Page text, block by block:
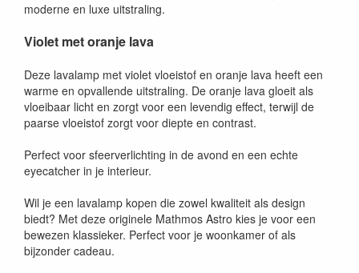
moderne en luxe uitstraling.
Violet met oranje lava
Deze lavalamp met violet vloeistof en oranje lava heeft een
warme en opvallende uitstraling. De oranje lava gloeit als
vloeibaar licht en zorgt voor een levendig effect, terwijl de
paarse vloeistof zorgt voor diepte en contrast.
Perfect voor sfeerverlichting in de avond en een echte
eyecatcher in je interieur.
Wil je een lavalamp kopen die zowel kwaliteit als design
biedt? Met deze originele Mathmos Astro kies je voor een
bewezen klassieker. Perfect voor je woonkamer of als
bijzonder cadeau.